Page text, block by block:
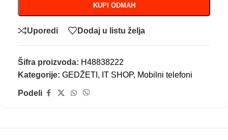
KUPI ODMAH
Uporedi Dodaj u listu želja
Šifra proizvoda: H48838222
Kategorije: GEDŽETI , IT SHOP, Mobilni telefoni
Podeli